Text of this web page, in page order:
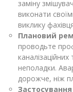
заміну
виконати
виклику
Плановий
проводьте
неполадки.
дорожче, ніж